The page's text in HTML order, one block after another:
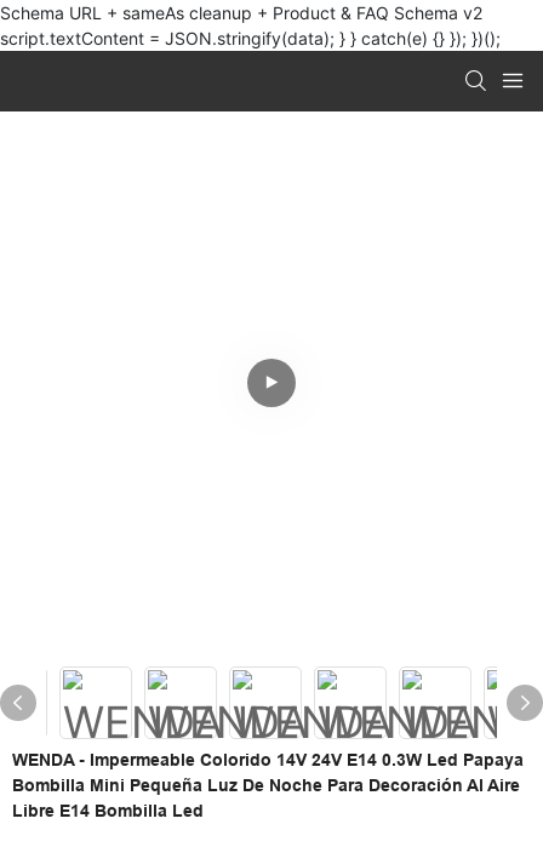
Schema URL + sameAs cleanup + Product & FAQ Schema v2
script.textContent = JSON.stringify(data); } } catch(e) {} }); })();
WENDA - Impermeable Colorido 14V 24V E14 0.3W Led Papaya
Bombilla Mini Pequeña Luz De Noche Para Decoración Al Aire
Libre E14 Bombilla Led